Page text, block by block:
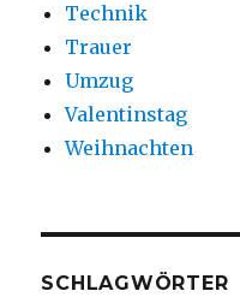
Technik
Trauer
Umzug
Valentinstag
Weihnachten
SCHLAGWÖRTER